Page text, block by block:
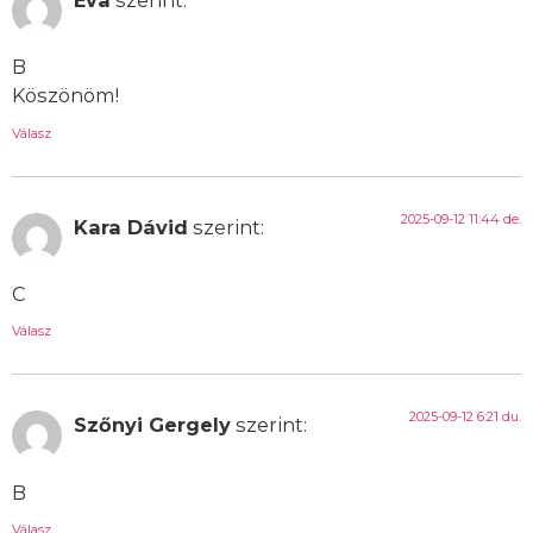
B
Köszönöm!
Válasz
Kara Dávid szerint: 2025-09-12 11:44 de.
C
Válasz
Szőnyi Gergely szerint: 2025-09-12 6:21 du.
B